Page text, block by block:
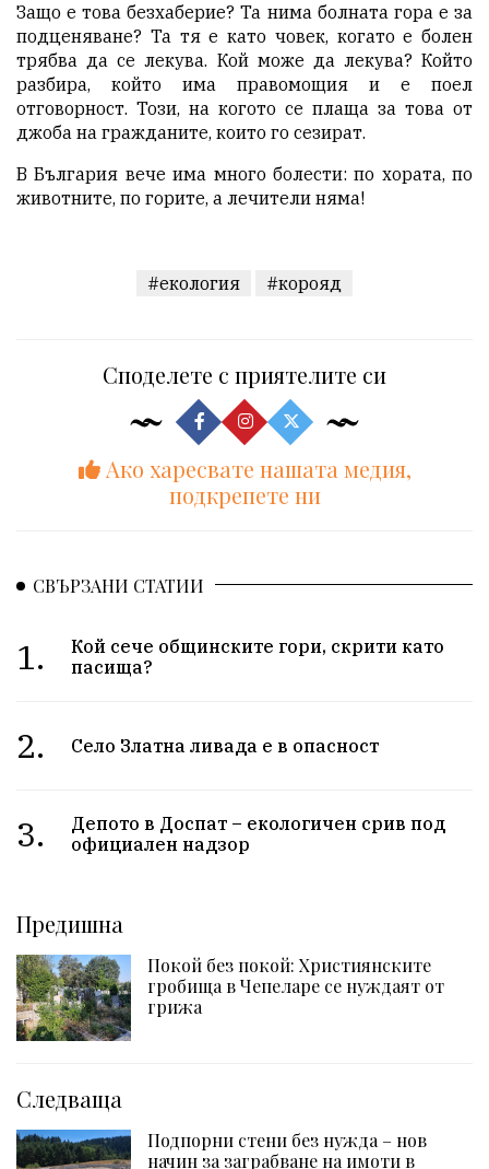
Защо е това безхаберие? Та нима болната гора е за
подценяване? Та тя е като човек, когато е болен
трябва да се лекува. Кой може да лекува? Който
разбира, който има правомощия и е поел
отговорност. Този, на когото се плаща за това от
джоба на гражданите, които го сезират.
В България вече има много болести: по хората, по
животните, по горите, а лечители няма!
#екология #корояд
Споделете с приятелите си
Ако харесвате нашата медия,
подкрепете ни
СВЪРЗАНИ СТАТИИ
1.
Кой сече общинските гори, скрити като
пасища?
2. Село Златна ливада е в опасност
3.
Депото в Доспат – екологичен срив под
официален надзор
Предишна
Покой без покой: Християнските
гробища в Чепеларе се нуждаят от
грижа
Следваща
Подпорни стени без нужда – нов
начин за заграбване на имоти в